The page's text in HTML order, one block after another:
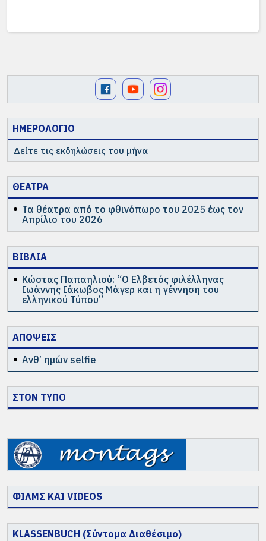
ΗΜΕΡΟΛΟΓΙΟ
Δείτε τις εκδηλώσεις του μήνα
ΘΕΑΤΡΑ
Τα θέατρα από το φθινόπωρο του 2025 έως τον
Απρίλιο του 2026
ΒΙΒΛΙΑ
Κώστας Παπαηλιού: “Ο Ελβετός φιλέλληνας
Ιωάννης Ιάκωβος Μάγερ και η γέννηση του
ελληνικού Τύπου”
ΑΠΟΨΕΙΣ
Ανθ’ ημών selfie
ΣΤΟΝ ΤΥΠΟ
ΦΙΛΜΣ ΚΑΙ VIDEOS
KLASSENBUCH (Σύντομα Διαθέσιμο)